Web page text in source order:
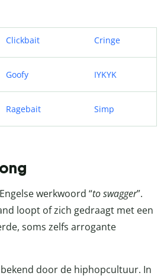
Clickbait Cringe
Goofy IYKYK
Ragebait Simp
werkwoord “to swagger”.
loopt of zich gedraagt met een
soms zelfs arrogante
door de hiphopcultuur. In